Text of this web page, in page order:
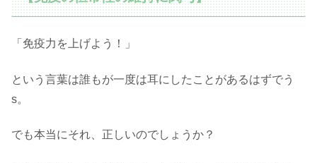
「免疫力を上げよう！」
という言葉は誰もが一度は耳にしたことがあるはずでう
s。
でも本当にそれ、正しいのでしょうか？